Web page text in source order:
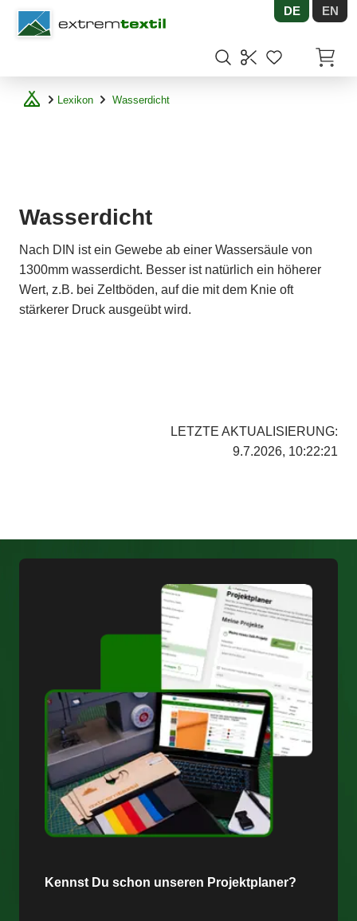
Shopware DE EN
Lexikon Wasserdicht
Wasserdicht
Nach DIN ist ein Gewebe ab einer Wassersäule von
1300mm wasserdicht. Besser ist natürlich ein höherer
Wert, z.B. bei Zeltböden, auf die mit dem Knie oft
stärkerer Druck ausgeübt wird.
LETZTE AKTUALISIERUNG:
9.7.2026, 10:22:21
Kennst Du schon unseren Projektplaner?